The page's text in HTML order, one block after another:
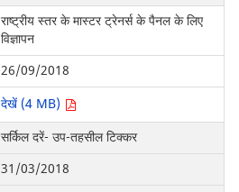
राष्ट्रीय स्तर के मास्टर ट्रेनर्स के पैनल के लिए
विज्ञापन
26/09/2018
देखें (4 MB)
सर्किल दरें- उप-तहसील टिक्कर
31/03/2018